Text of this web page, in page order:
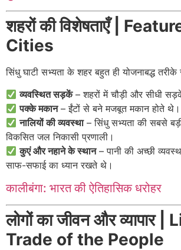
शहरों की विशेषताएँ |
Cities
सिंधु घाटी सभ्यता के शहर बहुत ही योजनाबद्ध
व्यवस्थित सड़कें– शहरों में चौड़ी और सीधी
पक्के मकान– ईंटों से बने मजबूत मकान होते थे।
नालियों की व्यवस्था– सिंधु सभ्यता की सबसे
विकसित जल निकासी प्रणाली।
कुएं और नहाने के स्थान– पानी की अच्छी
साफ-सफाई का ध्यान रखते थे।
कालीबंगा: भारत की ऐतिहासिक धरोहर
लोगों का जीवन और व्यापार
Trade of the People